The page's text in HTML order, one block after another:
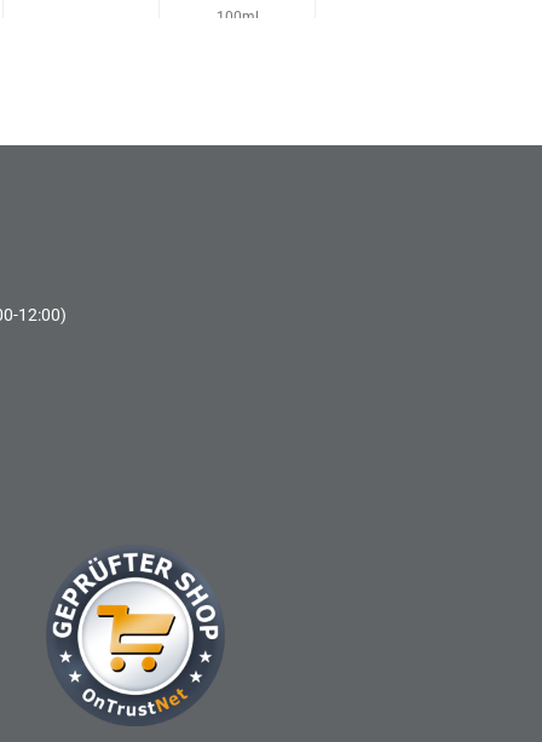
100ml
12:00)